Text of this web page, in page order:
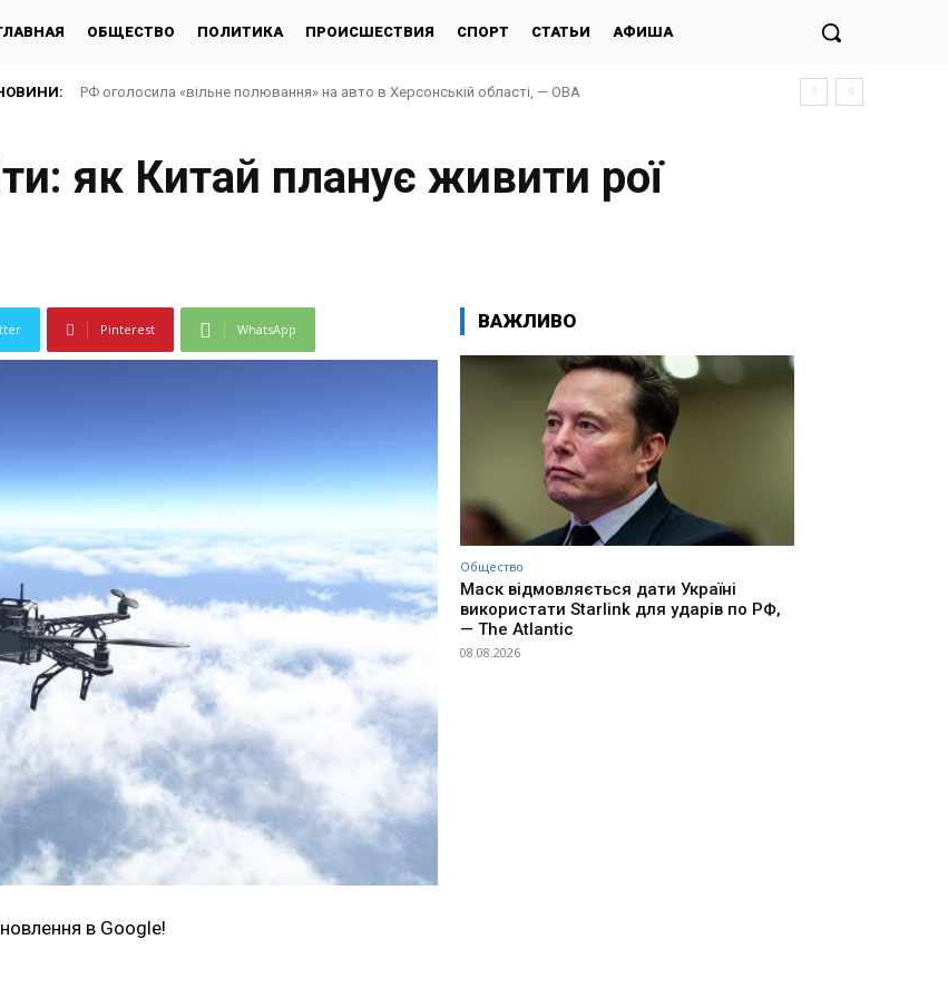
ОБЩЕСТВО ПОЛИТИКА ПРОИСШЕСТВИЯ СПОРТ СТАТЬИ АФИША
РФ оголосила «вільне полювання» на авто в Херсонській області, — ОВА
як Китай планує живити рої
Pinterest WhatsApp
в Google!
ВАЖЛИВО
Общество
Маск відмовляється дати Україні
використати Starlink для ударів по РФ,
— The Atlantic
08.08.2026